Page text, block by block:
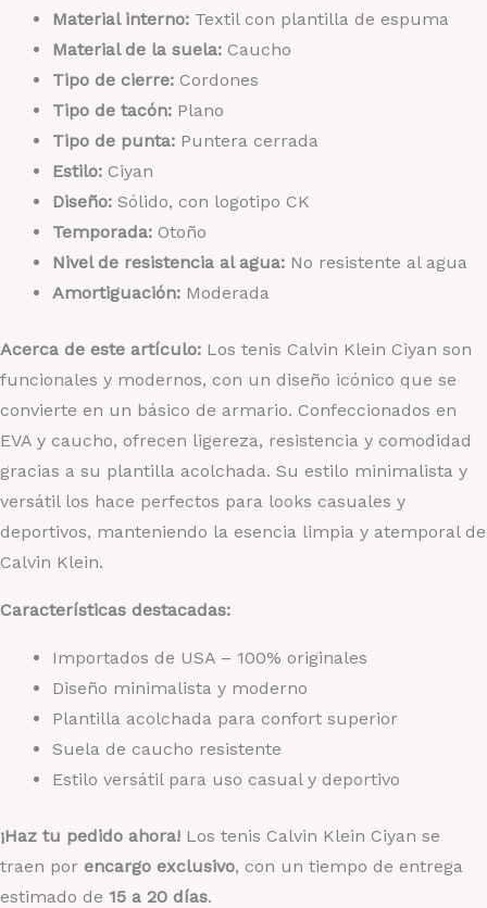
Material interno: Textil con plantilla de espuma
Material de la suela: Caucho
Tipo de cierre: Cordones
Tipo de tacón: Plano
Tipo de punta: Puntera cerrada
Estilo: Ciyan
Diseño: Sólido, con logotipo CK
Temporada: Otoño
Nivel de resistencia al agua: No resistente al agua
Amortiguación: Moderada
Acerca de este artículo: Los tenis Calvin Klein Ciyan son
funcionales y modernos, con un diseño icónico que se
convierte en un básico de armario. Confeccionados en
EVA y caucho, ofrecen ligereza, resistencia y comodidad
gracias a su plantilla acolchada. Su estilo minimalista y
versátil los hace perfectos para looks casuales y
deportivos, manteniendo la esencia limpia y atemporal de
Calvin Klein.
Características destacadas:
Importados de USA – 100% originales
Diseño minimalista y moderno
Plantilla acolchada para confort superior
Suela de caucho resistente
Estilo versátil para uso casual y deportivo
¡Haz tu pedido ahora! Los tenis Calvin Klein Ciyan se
traen por encargo exclusivo, con un tiempo de entrega
estimado de 15 a 20 días.